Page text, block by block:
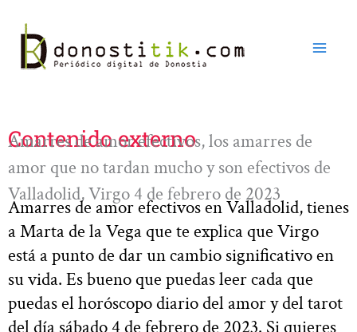
contenido
Contenido externo
Amarres de amor efectivos, los amarres de
amor que no tardan mucho y son efectivos de
Valladolid, Virgo 4 de febrero de 2023
Amarres de amor efectivos en Valladolid, tienes
a Marta de la Vega que te explica que Virgo
está a punto de dar un cambio significativo en
su vida. Es bueno que puedas leer cada que
puedas el horóscopo diario del amor y del tarot
del día sábado 4 de febrero de 2023. Si quieres